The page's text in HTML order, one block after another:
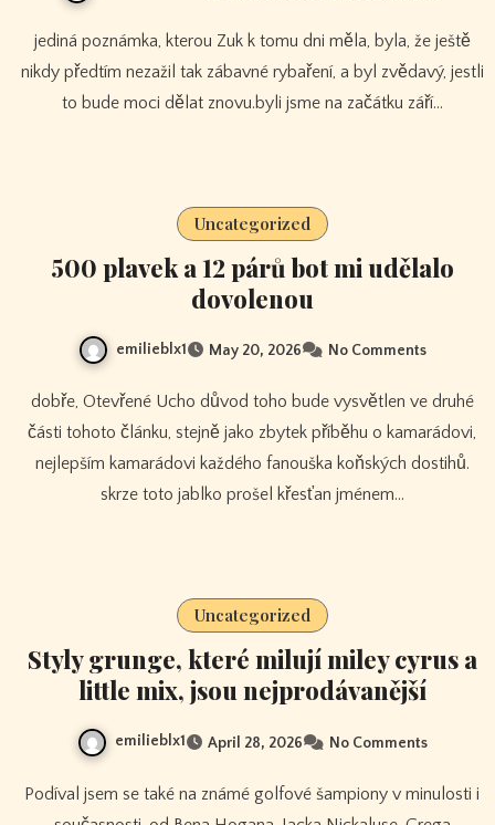
jediná poznámka, kterou Zuk k tomu dni měla, byla, že ještě
nikdy předtím nezažil tak zábavné rybaření, a byl zvědavý, jestli
to bude moci dělat znovu.byli jsme na začátku září…
Uncategorized
500 plavek a 12 párů bot mi udělalo
dovolenou
emilieblx1 May 20, 2026 No Comments
dobře, Otevřené Ucho důvod toho bude vysvětlen ve druhé
části tohoto článku, stejně jako zbytek příběhu o kamarádovi,
nejlepším kamarádovi každého fanouška koňských dostihů.
skrze toto jablko prošel křesťan jménem…
Uncategorized
Styly grunge, které milují miley cyrus a
little mix, jsou nejprodávanější
emilieblx1 April 28, 2026 No Comments
Podíval jsem se také na známé golfové šampiony v minulosti i